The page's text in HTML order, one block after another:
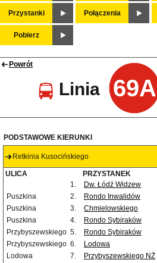
Przystanki Połączenia
Pobierz
Powrót
Linia 69A
PODSTAWOWE KIERUNKI
Retkinia Kusocińskiego
ULICA PRZYSTANEK
1.
Dw. Łódź Widzew
Puszkina
2. Rondo Inwalidów
Puszkina
3. Chmielowskiego
Puszkina
4. Rondo Sybiraków
Przybyszewskiego 5. Rondo Sybiraków
Przybyszewskiego 6. Lodowa
Lodowa
7. Przybyszewskiego NŻ